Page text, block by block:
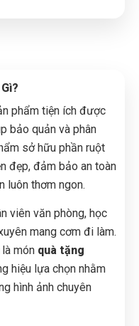
phẩm tiện ích được
bảo quản và phân
sở hữu phần ruột
đẹp, đảm bảo an toàn
luôn thơm ngon.
viên văn phòng, học
mang cơm đi làm.
món quà tặng
hiệu lựa chọn nhằm
hình ảnh chuyên